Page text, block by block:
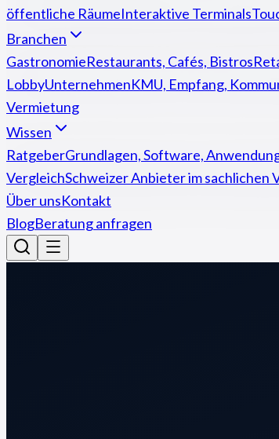
öffentliche RäumeInteraktive Terminals
Branchen
GastronomieRestaurants, Cafés, Bistros
LobbyUnternehmenKMU, Empfang,
Vermietung
Wissen
RatgeberGrundlagen, Software,
VergleichSchweizer Anbieter im sachlichen
Über unsKontakt
BlogBeratung anfragen